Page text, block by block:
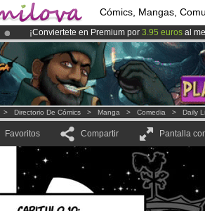
Cómics, Mangas,
¡Conviertete en Premium por 3.95 euros al
¡El Kickstarter Amilova está desormado
¡Ya tenemos 100000miembrosy 1000
> Directorio De Cómics > Manga > Comedia > Daily
Favoritos Compartir Pantalla